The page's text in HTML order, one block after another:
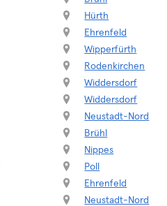
Hürth
Ehrenfeld
Wipperfürth
Rodenkirchen
Widdersdorf
Widdersdorf
Neustadt-Nord
Brühl
Nippes
Poll
Ehrenfeld
Neustadt-Nord